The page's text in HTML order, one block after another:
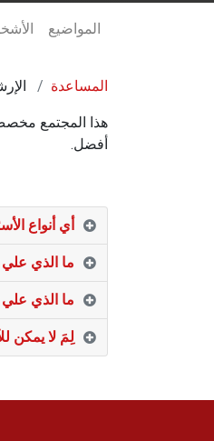
المواضيع
المساعدة
هذا المجتمع
أفضل.
أي أنواع
ما الذي
ما الذي علي
لِمَ لا يمكن